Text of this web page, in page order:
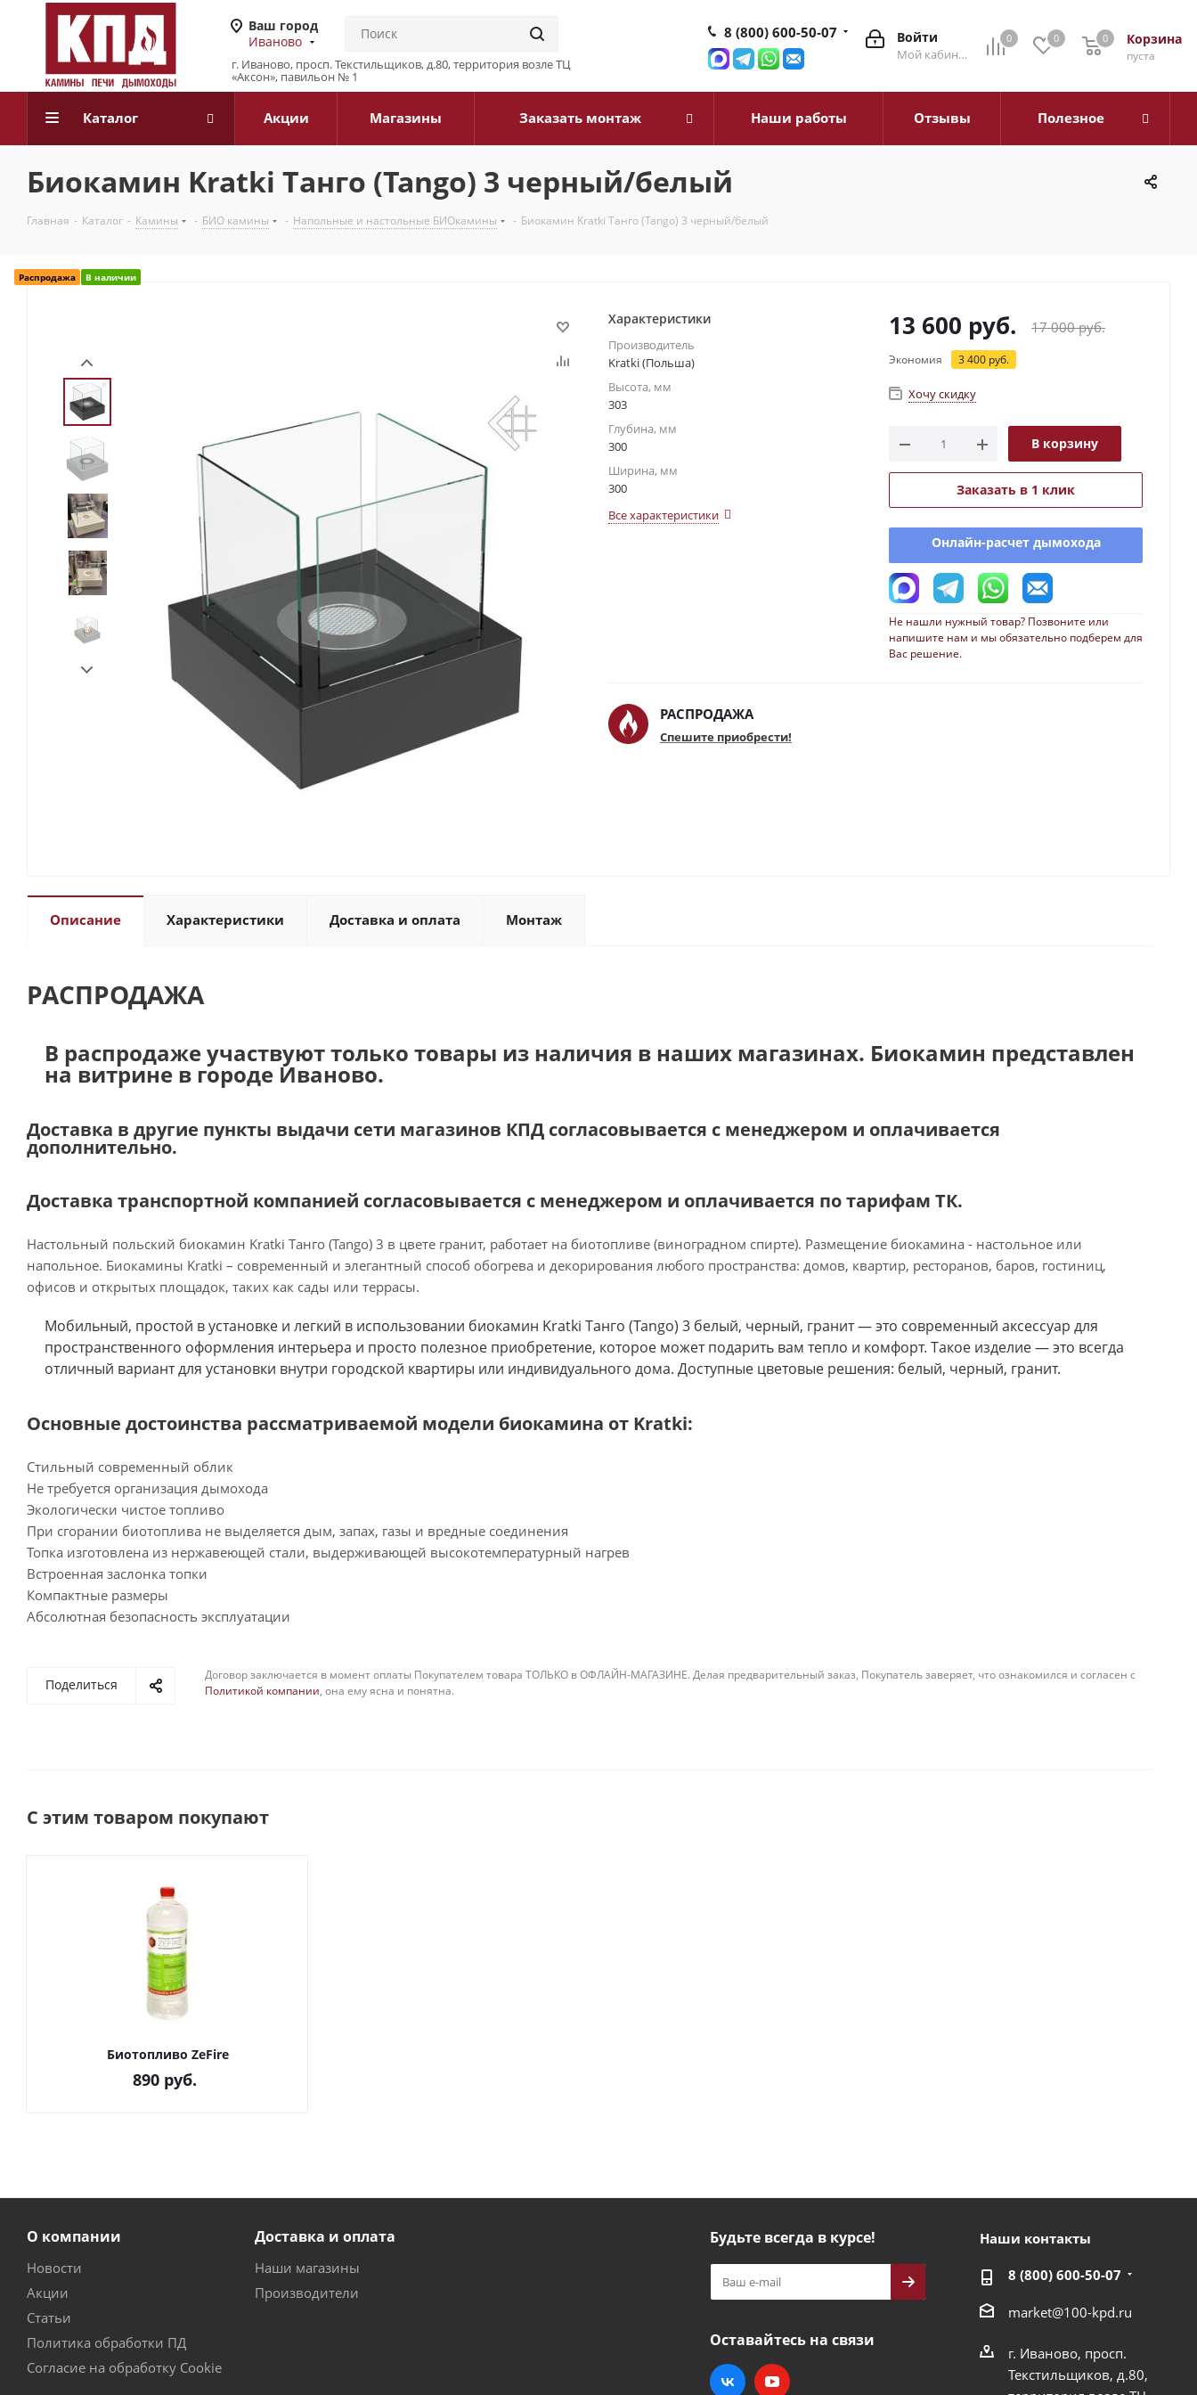
Ваш город
Иваново
г. Иваново, просп. Текстильщиков, д.80, территория возле ТЦ
«Аксон», павильон № 1
0 0 Корзина
0
пуста
0
Войти
Мой кабинет
8 (800) 600-50-07
Каталог Акции Магазины Заказать монтаж Наши работы Отзывы Полезное
Биокамин Kratki Танго (Tango) 3 черный/белый
Главная - Каталог - Камины - БИО камины - Напольные и настольные БИОкамины - Биокамин Kratki Танго (Tango) 3 черный/белый
Распродажа В наличии
Характеристики
Производитель
Kratki (Польша)
Высота, мм
303
Глубина, мм
300
Ширина, мм
300
Все характеристики
13 600 руб. 17 000руб.
Экономия 3 400 руб.
Хочу скидку
В корзину
Заказать в 1 клик
Онлайн-расчет дымохода
Не нашли нужный товар? Позвоните или
напишите нам и мы обязательно подберем для
Вас решение.
РАСПРОДАЖА
Спешите приобрести!
Описание Характеристики Доставка и оплата Монтаж
РАСПРОДАЖА
В распродаже участвуют только товары из наличия в наших магазинах. Биокамин представлен
на витрине в городе Иваново.
Доставка в другие пункты выдачи сети магазинов КПД согласовывается с менеджером и оплачивается
дополнительно.
Доставка транспортной компанией согласовывается с менеджером и оплачивается по тарифам ТК.
Настольный польский биокамин Kratki Танго (Tango) 3 в цвете гранит, работает на биотопливе (виноградном спирте). Размещение биокамина - настольное или
напольное. Биокамины Kratki – современный и элегантный способ обогрева и декорирования любого пространства: домов, квартир, ресторанов, баров, гостиниц,
офисов и открытых площадок, таких как сады или террасы.
Мобильный, простой в установке и легкий в использовании биокамин Kratki Танго (Tango) 3 белый, черный, гранит — это современный аксессуар для
пространственного оформления интерьера и просто полезное приобретение, которое может подарить вам тепло и комфорт. Такое изделие — это всегда
отличный вариант для установки внутри городской квартиры или индивидуального дома. Доступные цветовые решения: белый, черный, гранит.
Основные достоинства рассматриваемой модели биокамина от Kratki:
Стильный современный облик
Не требуется организация дымохода
Экологически чистое топливо
При сгорании биотоплива не выделяется дым, запах, газы и вредные соединения
Топка изготовлена из нержавеющей стали, выдерживающей высокотемпературный нагрев
Встроенная заслонка топки
Компактные размеры
Абсолютная безопасность эксплуатации
Поделиться
Договор заключается в момент оплаты Покупателем товара ТОЛЬКО в ОФЛАЙН-МАГАЗИНЕ. Делая предварительный заказ, Покупатель заверяет, что ознакомился и согласен с
Политикой компании, она ему ясна и понятна.
С этим товаром покупают
Биотопливо ZeFire
890руб.
О компании
Новости
Акции
Статьи
Политика обработки ПД
Согласие на обработку Cookie
Доставка и оплата
Наши магазины
Производители
Будьте всегда в курсе!
Оставайтесь на связи
Наши контакты
8 (800) 600-50-07
market@100-kpd.ru
г. Иваново, просп.
Текстильщиков, д.80,